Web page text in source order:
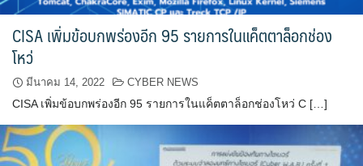
CISA เพิ่มข้อบกพร่องอีก 95 รายการในแค็ตตาล็อกช่อง
โหว่
มีนาคม 14, 2022 CYBER NEWS
CISA เพิ่มข้อบกพร่องอีก 95 รายการในแค็ตตาล็อกช่องโหว่ C […]